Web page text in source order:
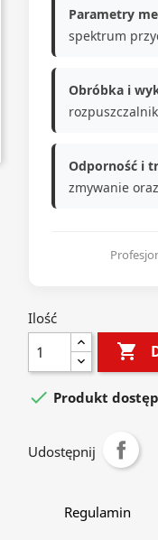
Parametry
spektrum
Obróbka i
Odporność i
zmywanie
Ilość

 Produkt
Udostępnij
Regulamin